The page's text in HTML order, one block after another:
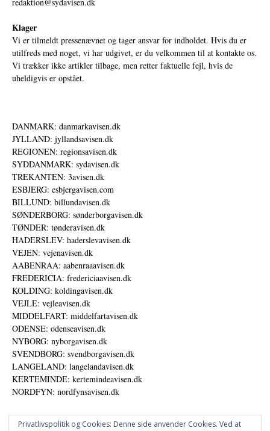
Klager
Vi er tilmeldt pressenævnet og tager ansvar for indholdet. Hvis du er
utilfreds med noget, vi har udgivet, er du velkommen til at kontakte os.
Vi trækker ikke artikler tilbage, men retter faktuelle fejl, hvis de
uheldigvis er opstået.
DANMARK: danmarkavisen.dk
JYLLAND: jyllandsavisen.dk
REGIONEN: regionsavisen.dk
SYDDANMARK: sydavisen.dk
TREKANTEN: 3avisen.dk
ESBJERG: esbjergavisen.com
BILLUND: billundavisen.dk
SØNDERBORG: sønderborgavisen.dk
TØNDER: tønderavisen.dk
HADERSLEV: haderslevavisen.dk
VEJEN: vejenavisen.dk
AABENRAA: aabenraaavisen.dk
FREDERICIA: fredericiaavisen.dk
KOLDING: koldingavisen.dk
VEJLE: vejleavisen.dk
MIDDELFART: middelfartavisen.dk
ODENSE: odenseavisen.dk
NYBORG: nyborgavisen.dk
SVENDBORG: svendborgavisen.dk
LANGELAND: langelandavisen.dk
KERTEMINDE: kertemindeavisen.dk
NORDFYN: nordfynsavisen.dk
Privatlivspolitik og Cookies: Denne side anvender Cookies. Ved at